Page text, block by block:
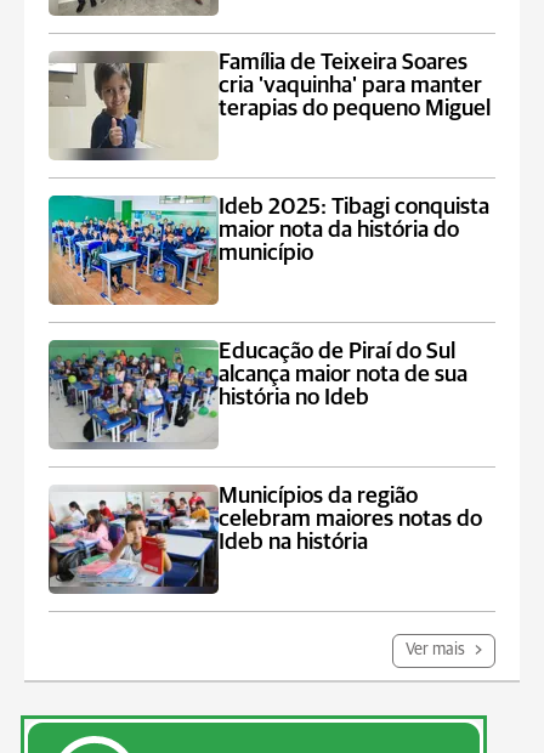
Família de Teixeira Soares
cria 'vaquinha' para manter
terapias do pequeno Miguel
Ideb 2025: Tibagi conquista
maior nota da história do
município
Educação de Piraí do Sul
alcança maior nota de sua
história no Ideb
Municípios da região
celebram maiores notas do
Ideb na história
Ver mais